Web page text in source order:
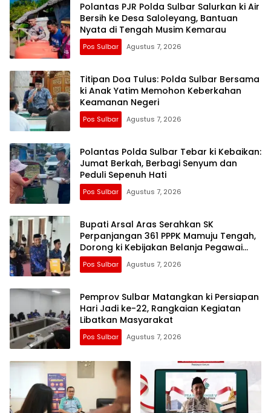
Polantas PJR Polda Sulbar Salurkan ki Air
Bersih ke Desa Saloleyang, Bantuan
Nyata di Tengah Musim Kemarau
Pos Sulbar Agustus 7, 2026
Titipan Doa Tulus: Polda Sulbar Bersama
ki Anak Yatim Memohon Keberkahan
Keamanan Negeri
Pos Sulbar Agustus 7, 2026
Polantas Polda Sulbar Tebar ki Kebaikan:
Jumat Berkah, Berbagi Senyum dan
Peduli Sepenuh Hati
Pos Sulbar Agustus 7, 2026
Bupati Arsal Aras Serahkan SK
Perpanjangan 361 PPPK Mamuju Tengah,
Dorong ki Kebijakan Belanja Pegawai
Lebih Fleksibel
Pos Sulbar Agustus 7, 2026
Pemprov Sulbar Matangkan ki Persiapan
Hari Jadi ke-22, Rangkaian Kegiatan
Libatkan Masyarakat
Pos Sulbar Agustus 7, 2026